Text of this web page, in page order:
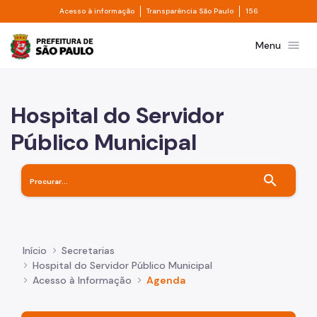
Pular para o Conteúdo principal
Acesso à informação Divisor de acesso à informação
Transparência São Paulo Divisor de
156
Prefeitura de São PauloMenu menu
Hospital do Servidor
Público Municipal
search
Início
Secretarias
Hospital do Servidor Público Municipal
Acesso à Informação
Agenda